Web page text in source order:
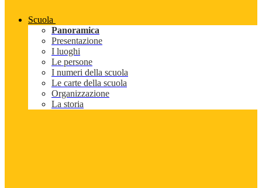
Scuola
Panoramica
Presentazione
I luoghi
Le persone
I numeri della scuola
Le carte della scuola
Organizzazione
La storia